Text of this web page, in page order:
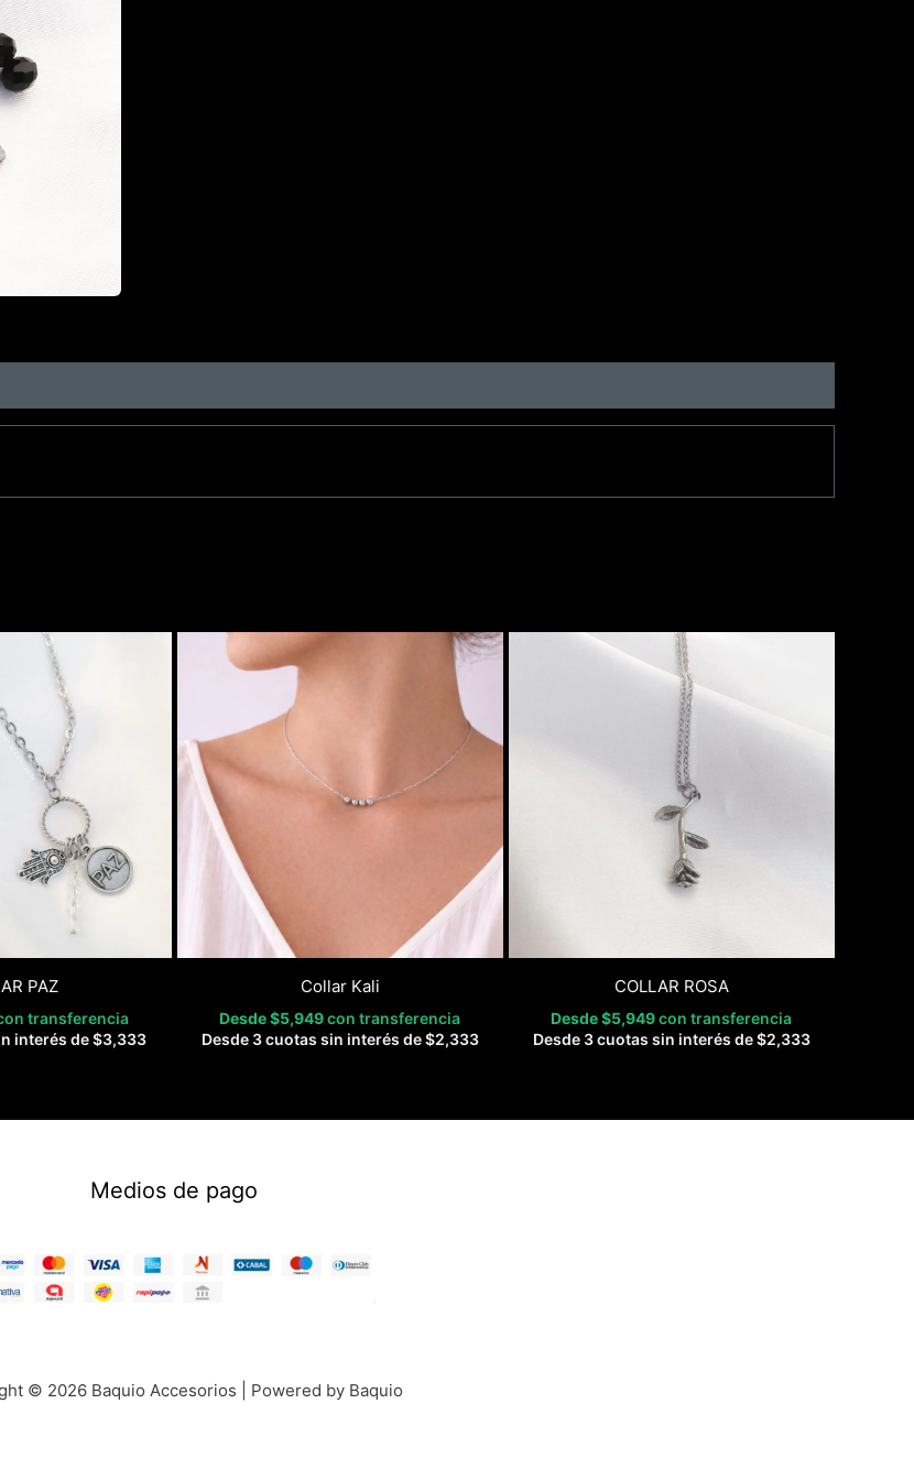
PAZ
transferencia
interés de$3,333
Collar Kali
Desde$5,949con transferencia
Desde 3 cuotas sin interés de$2,333
COLLAR ROSA
Desde$5,949con transferencia
Desde 3 cuotas sin interés de$2,333
Medios de pago
© 2026 Baquio Accesorios | Powered by Baquio